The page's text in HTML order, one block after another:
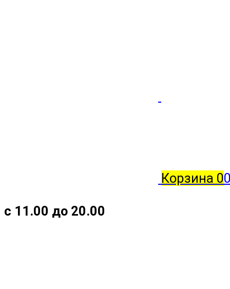
Корзина 0
с 11.00 до 20.00